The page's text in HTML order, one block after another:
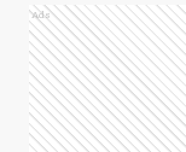
Ads